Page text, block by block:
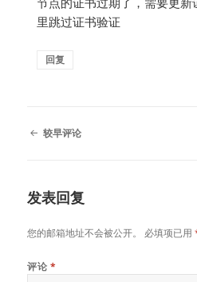
里跳过证书验证
回复
评 较早评论
发表回复
您的邮箱地址不会被公开。 必填项已用
评论 *